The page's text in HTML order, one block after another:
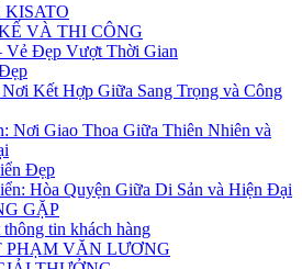
VÀ THI CÔNG
Vẻ Đẹp Vượt Thời Gian
Kết Hợp Giữa Sang Trọng và Công
Nơi Giao Thoa Giữa Thiên Nhiên và
Đẹp
Hòa Quyện Giữa Di Sản và Hiện Đại
GẶP
tin khách hàng
PHẠM VĂN LƯƠNG